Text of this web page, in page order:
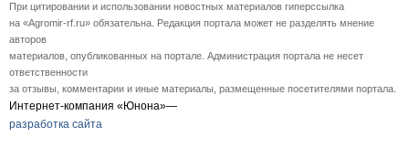
При цитировании и использовании новостных материалов гиперссылка
на «Agromir-rf.ru» обязательна. Редакция портала может не разделять мнение
авторов
материалов, опубликованных на портале. Администрация портала не несет
ответственности
за отзывы, комментарии и иные материалы, размещенные посетителями портала.
Интернет-компания «Юнона»—
разработка сайта